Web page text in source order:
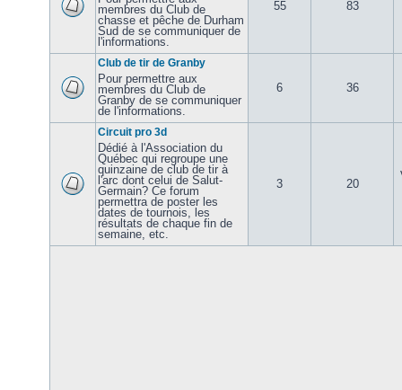
membres du Club de
chasse et pêche de Durham
Sud de se communiquer de
l'informations.
55 83
Club de tir de Granby
Pour permettre aux
membres du Club de
Granby de se communiquer
de l'informations.
6 36
Circuit pro 3d
Dédié à l'Association du
Québec qui regroupe une
quinzaine de club de tir à
l'arc dont celui de Salut-
Germain? Ce forum
permettra de poster les
dates de tournois, les
résultats de chaque fin de
semaine, etc.
3 20